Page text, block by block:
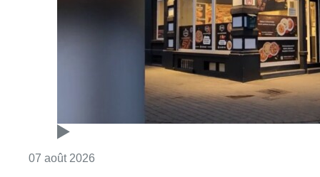
rendez-vous grâce à la météo